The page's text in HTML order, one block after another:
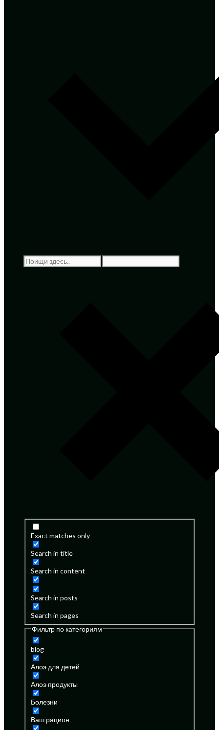
Exact matches only
Search in title
Search in content
Search in posts
Search in pages
Фильтр по категориям
blog
Алоэ для детей
Алоэ продукты
Болезни
Ваш рацион